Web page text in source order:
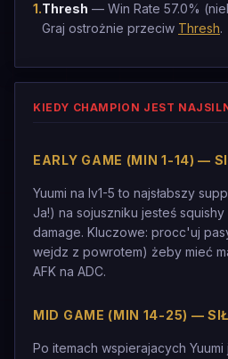
1.Thresh — Win Rate 57.0%
Graj ostrożnie przeciw Thresh.
KIEDY CHAMPION JEST
EARLY GAME (MIN 1-14) —
Yuumi na lv1-5 to najsłabszy
Ja!) na sojuszniku jesteś
damage. Kluczowe: procc'uj
wejdz z powrotem) żeby mieć
AFK na ADC.
MID GAME (MIN 14-25) —
Po itemach wspierajacych